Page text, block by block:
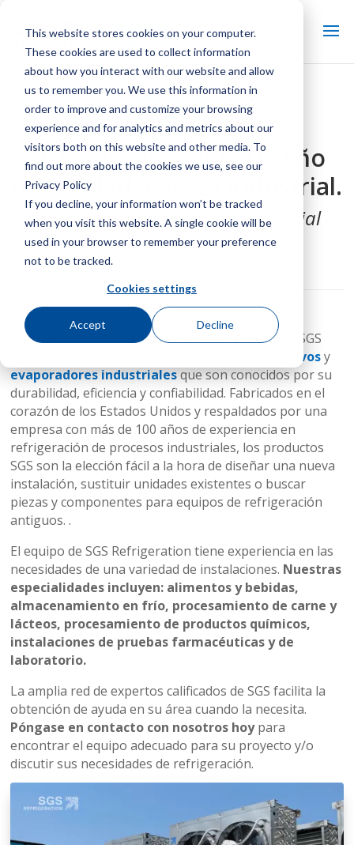
This website stores cookies on your computer.
These cookies are used to collect information
about how you interact with our website and allow
us to remember you. We use this information in
order to improve and customize your browsing
experience and for analytics and metrics about our
visitors both on this website and other media. To
find out more about the cookies we use, see our
Privacy Policy
If you decline, your information won’t be tracked
when you visit this website. A single cookie will be
used in your browser to remember your preference
not to be tracked.
Cookies settings
Accept Decline
SGS Refrigeración: Diseño
de Calidad. Fuerza industrial.
Equipos de refrigeración industrial
diseñados para mantener la
temperatura
Instalado en instalaciones de todo el mundo,
SGS
condensadores evaporativosy
evaporadores industrialesque son conocidos por su
durabilidad, eficiencia y confiabilidad. Fabricados en el
corazón de los Estados Unidos y respaldados por una
empresa con más de 100 años de experiencia en
refrigeración de procesos industriales, los productos
SGS son la elección fácil a la hora de diseñar una nueva
instalación, sustituir unidades existentes o buscar
piezas y componentes para equipos de refrigeración
antiguos. .
El equipo de SGS Refrigeration tiene experiencia en las
necesidades de una variedad de instalaciones. Nuestras
especialidades incluyen: alimentos y bebidas,
almacenamiento en frío, procesamiento de carne y
lácteos, procesamiento de productos químicos,
instalaciones de pruebas farmacéuticas y de
laboratorio.
La amplia red de expertos calificados de SGS facilita la
obtención de ayuda en su área cuando la necesita.
Póngase en contacto con nosotros hoypara
encontrar el equipo adecuado para su proyecto y/o
discutir sus necesidades de refrigeración.